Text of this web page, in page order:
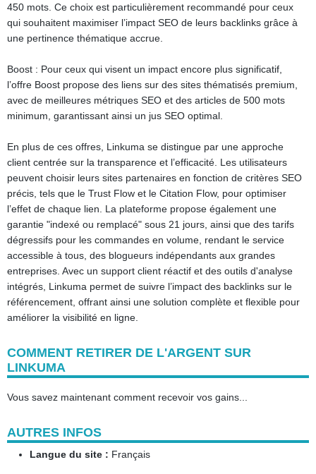
450 mots. Ce choix est particulièrement recommandé pour ceux
qui souhaitent maximiser l’impact SEO de leurs backlinks grâce à
une pertinence thématique accrue.
Boost : Pour ceux qui visent un impact encore plus significatif,
l’offre Boost propose des liens sur des sites thématisés premium,
avec de meilleures métriques SEO et des articles de 500 mots
minimum, garantissant ainsi un jus SEO optimal.
En plus de ces offres, Linkuma se distingue par une approche
client centrée sur la transparence et l’efficacité. Les utilisateurs
peuvent choisir leurs sites partenaires en fonction de critères SEO
précis, tels que le Trust Flow et le Citation Flow, pour optimiser
l’effet de chaque lien. La plateforme propose également une
garantie "indexé ou remplacé" sous 21 jours, ainsi que des tarifs
dégressifs pour les commandes en volume, rendant le service
accessible à tous, des blogueurs indépendants aux grandes
entreprises. Avec un support client réactif et des outils d'analyse
intégrés, Linkuma permet de suivre l’impact des backlinks sur le
référencement, offrant ainsi une solution complète et flexible pour
améliorer la visibilité en ligne.
COMMENT RETIRER DE L'ARGENT SUR
LINKUMA
Vous savez maintenant comment recevoir vos gains...
AUTRES INFOS
Langue du site : Français